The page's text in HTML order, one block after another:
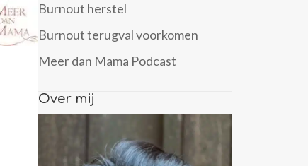
Burnout herstel
Burnout terugval voorkomen
Meer dan Mama Podcast
Over mij